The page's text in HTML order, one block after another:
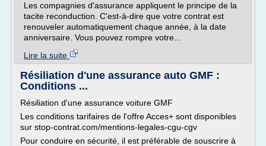
Les compagnies d'assurance appliquent le principe de la
tacite reconduction. C'est-à-dire que votre contrat est
renouveler automatiquement chaque année, à la date
anniversaire. Vous pouvez rompre votre...
Lire la suite
Résiliation d'une assurance auto GMF :
Conditions ...
Résiliation d'une assurance voiture GMF
Les conditions tarifaires de l'offre Acces+ sont disponibles
sur stop-contrat.com/mentions-legales-cgu-cgv
Pour conduire en sécurité, il est préférable de souscrire à